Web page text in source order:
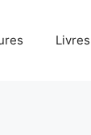
Livres